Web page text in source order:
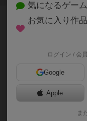
『ストリートサッカ
このゲームのトップページ
が近いボードゲームをラン
気になるゲー
お気に入り作
ログイン / 会
Google
Apple
ま